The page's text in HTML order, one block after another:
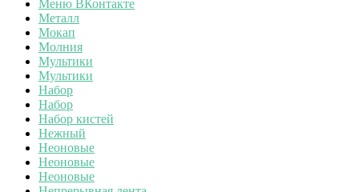
Меню ВКонтакте
Металл
Мокап
Молния
Мультики
Мультики
Набор
Набор
Набор кистей
Нежный
Неоновые
Неоновые
Неоновые